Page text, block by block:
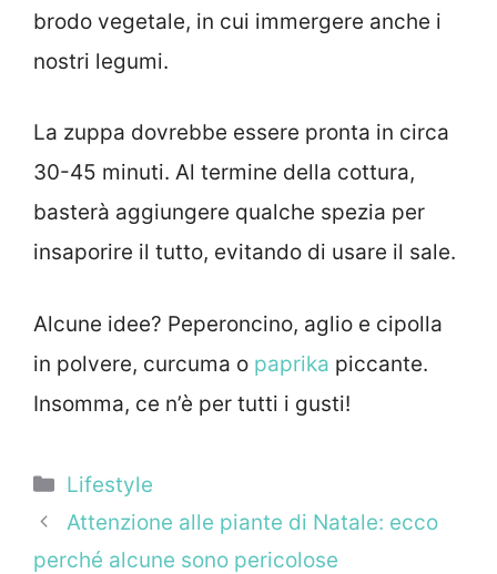
brodo vegetale, in cui immergere anche i
nostri legumi.
La zuppa dovrebbe essere pronta in circa
30-45 minuti. Al termine della cottura,
basterà aggiungere qualche spezia per
insaporire il tutto, evitando di usare il sale.
Alcune idee? Peperoncino, aglio e cipolla
in polvere, curcuma o paprika piccante.
Insomma, ce n’è per tutti i gusti!
Categorie
Lifestyle
Attenzione alle piante di Natale: ecco
perché alcune sono pericolose